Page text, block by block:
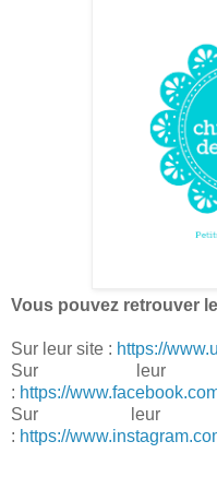
Vous pouvez retrouver
Sur leur site : https://
Sur leur
: https://
Sur leur
: https://